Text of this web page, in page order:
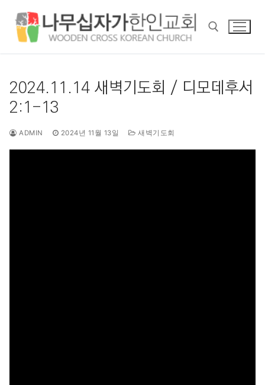
2024.11.14 새벽기도회 / 디모데후서
2:1-13
ADMIN 2024년 11월 13일 새벽기도회